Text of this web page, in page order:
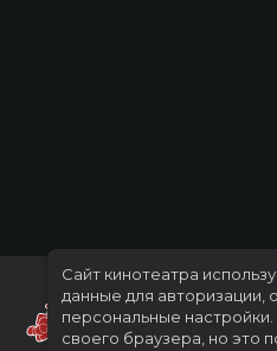
Сайт кинотеатра
данные для авторизации,
персональные настройки.
своего браузера, но это